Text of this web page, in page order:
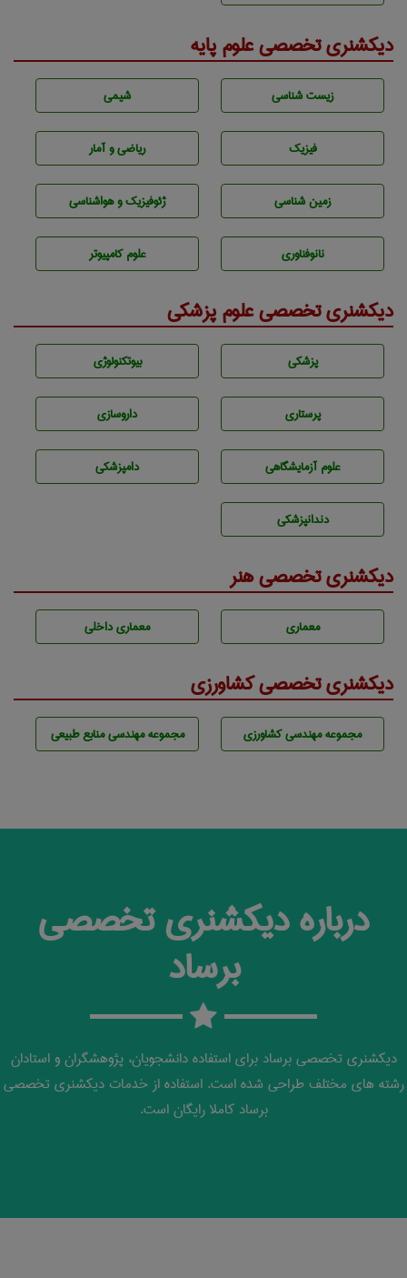
دیکشنری تخصصی علوم پایه
زيست شناسی شيمی
فیزیک ریاضی و آمار
زمين شناسی ژئوفيزيك و هواشناسی
نانوفناوری علوم کامپیوتر
دیکشنری تخصصی علوم پزشکی
پزشكی بيوتكنولوژی
پرستاری داروسازی
علوم آزمايشگاهی دامپزشكی
دندانپزشكی
دیکشنری تخصصی هنر
معماری معماری داخلی
دیکشنری تخصصی کشاورزی
مجموعه مهندسی كشاورزی مجموعه مهندسی منابع طبيعی
درباره دیکشنری تخصصی
برساد
دیکشنری تخصصی برساد برای استفاده دانشجویان، پژوهشگران و استادان
رشته های مختلف طراحی شده است. استفاده از خدمات دیکشنری تخصصی
برساد کاملا رایگان است.